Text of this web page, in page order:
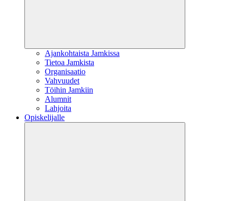
Ajankohtaista Jamkissa
Tietoa Jamkista
Organisaatio
Vahvuudet
Töihin Jamkiin
Alumnit
Lahjoita
Opiskelijalle